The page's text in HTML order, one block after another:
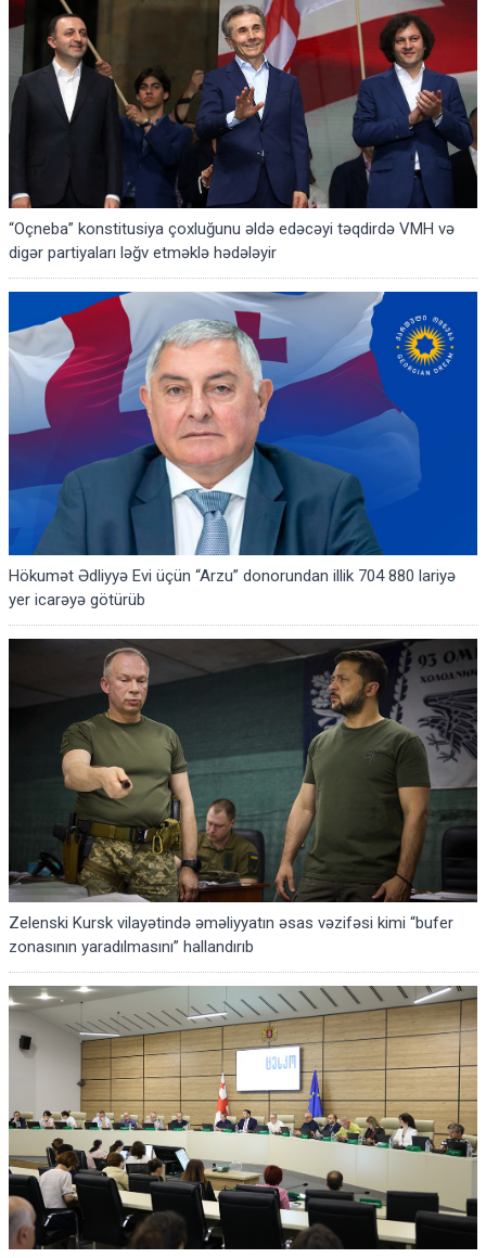
“Oçneba” konstitusiya çoxluğunu əldə edəcəyi təqdirdə VMH və
digər partiyaları ləğv etməklə hədələyir
Hökumət Ədliyyə Evi üçün “Arzu” donorundan illik 704 880 lariyə
yer icarəyə götürüb
Zelenski Kursk vilayətində əməliyyatın əsas vəzifəsi kimi “bufer
zonasının yaradılmasını” hallandırıb